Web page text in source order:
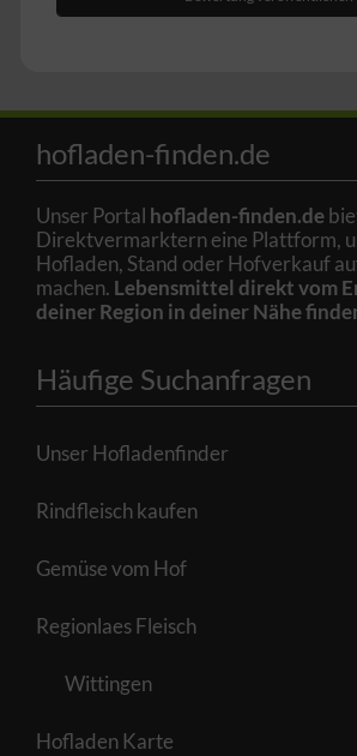
hofladen-finden.de
Unser Portal hofladen-finden.de
Direktvermarktern eine Plattform,
Hofladen, Stand oder Hofverkauf
machen. Lebensmittel direkt vom
deiner Region in deiner Nähe
Häufige Suchanfragen
Unser Hofladenfinder
Rindfleisch kaufen
Gemüse vom Hof
Regionlaes Fleisch
Wittingen
Hofladen Karte